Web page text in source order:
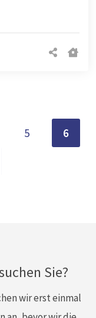
5
6
Sie?
wir erst einmal